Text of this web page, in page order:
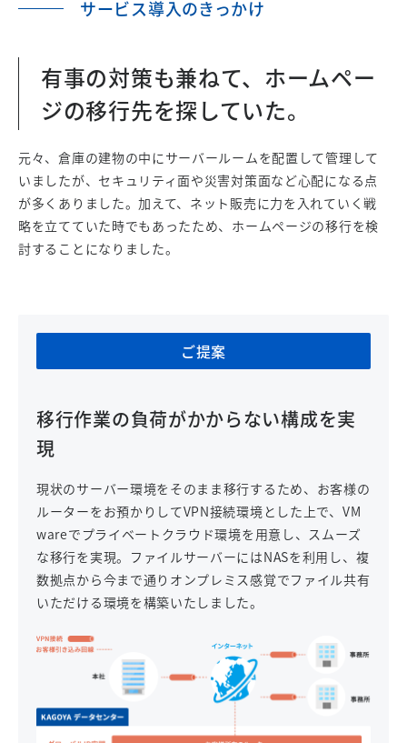
サービス導入のきっかけ
有事の対策も兼ねて、ホームペー
ジの移行先を探していた。
元々、倉庫の建物の中にサーバールームを配置して管理して
いましたが、セキュリティ面や災害対策面など心配になる点
が多くありました。加えて、ネット販売に力を入れていく戦
略を立てていた時でもあったため、ホームページの移行を検
討することになりました。
ご提案
移行作業の負荷がかからない構成を実
現
現状のサーバー環境をそのまま移行するため、お客様の
ルーターをお預かりしてVPN接続環境とした上で、VM
wareでプライベートクラウド環境を用意し、スムーズ
な移行を実現。ファイルサーバーにはNASを利用し、複
数拠点から今まで通りオンプレミス感覚でファイル共有
いただける環境を構築いたしました。